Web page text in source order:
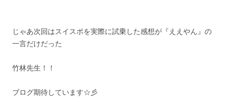
じゃあ次回はスイスポを実際に試乗した感想が『ええやん』の
一言だけだった
竹林先生！！
ブログ期待しています☆彡